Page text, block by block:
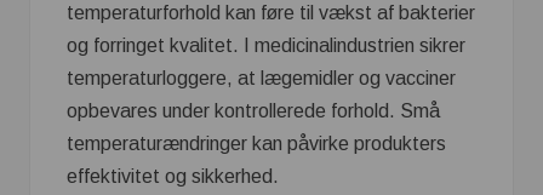
temperaturforhold kan føre til vækst af bakterier
og forringet kvalitet. I medicinalindustrien sikrer
temperaturloggere, at lægemidler og vacciner
opbevares under kontrollerede forhold. Små
temperaturændringer kan påvirke produkters
effektivitet og sikkerhed.